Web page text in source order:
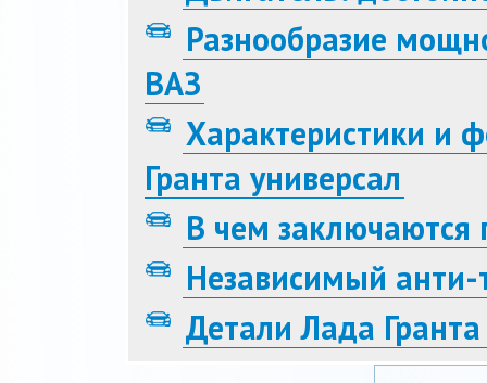
Разнообразие
ВАЗ
Характеристики и
Гранта универсал
В чем заключаются
Независимый анти-
Детали Лада